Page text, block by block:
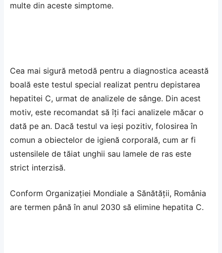
multe din aceste simptome.
Cea mai sigură metodă pentru a diagnostica această
boală este testul special realizat pentru depistarea
hepatitei C, urmat de analizele de sânge. Din acest
motiv, este recomandat să îți faci analizele măcar o
dată pe an. Dacă testul va ieși pozitiv, folosirea în
comun a obiectelor de igienă corporală, cum ar fi
ustensilele de tăiat unghii sau lamele de ras este
strict interzisă.
Conform Organizației Mondiale a Sănătății, România
are termen până în anul 2030 să elimine hepatita C.